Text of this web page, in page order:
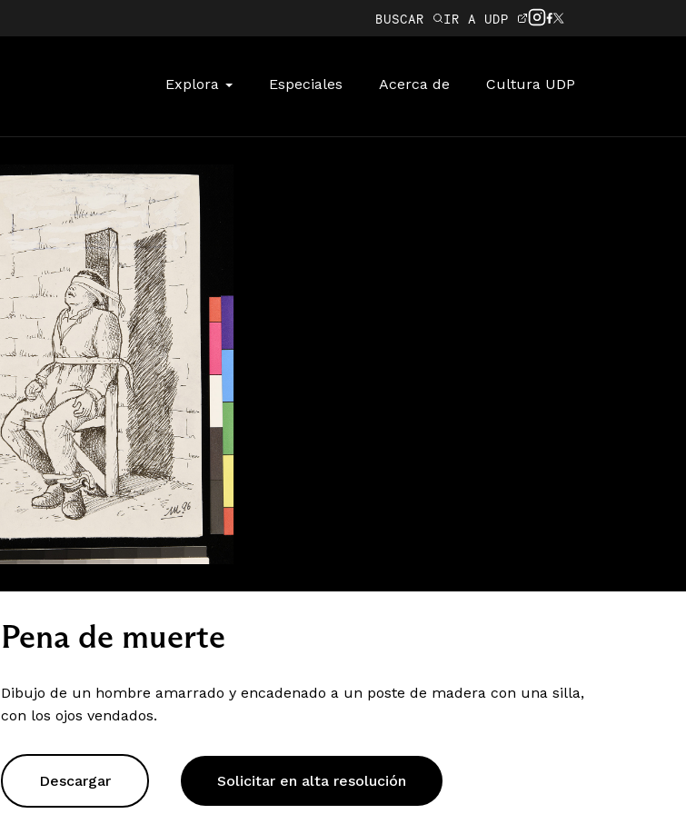
BUSCAR IR A UDP
Explora Especiales Acerca de Cultura UDP
Pena de muerte
Dibujo de un hombre amarrado y encadenado a un poste de madera con una silla,
con los ojos vendados.
Descargar Solicitar en alta resolución